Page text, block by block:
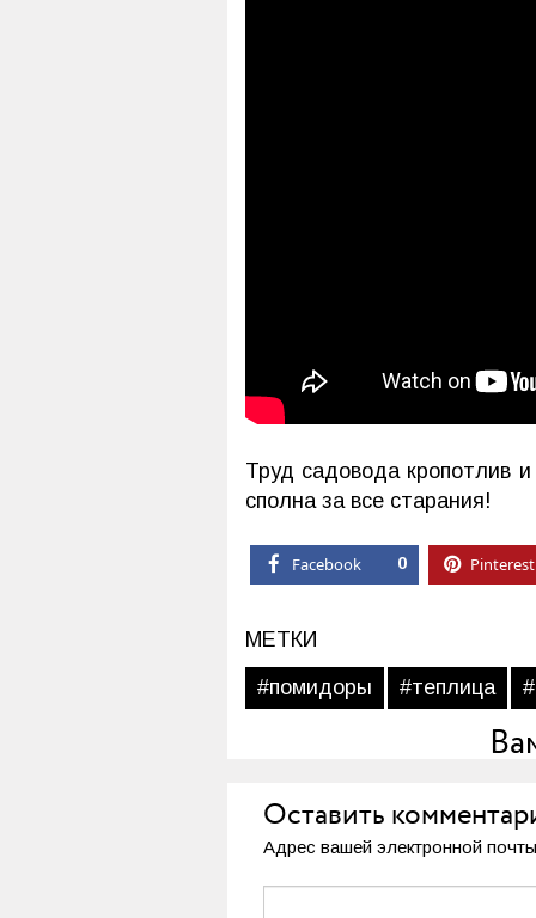
Труд садовода кропотлив
сполна за все старания!
Facebook 0 Pinterest
МЕТКИ
#помидоры
#теплица
Оставить
Адрес вашей электронной